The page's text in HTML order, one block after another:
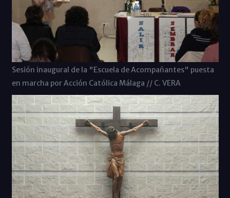
Sesión inaugural de la "Escuela de Acompañantes" puesta
en marcha por Acción Católica Málaga // C. VERA